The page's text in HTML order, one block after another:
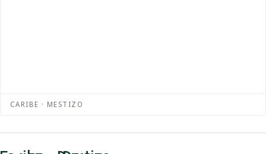
CARIBE · MESTIZO